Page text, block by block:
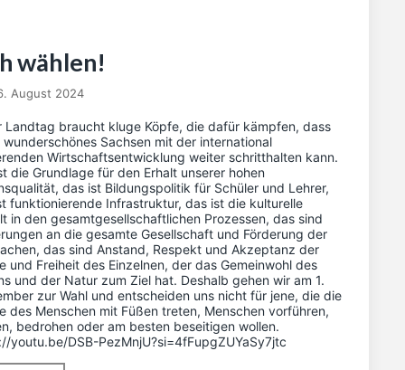
wählen!
August 2024
Landtag braucht kluge Köpfe, die dafür kämpfen, dass
wunderschönes Sachsen mit der international
Wirtschaftsentwicklung weiter schritthalten kann.
die Grundlage für den Erhalt unserer hohen
das ist Bildungspolitik für Schüler und Lehrer,
funktionierende Infrastruktur, das ist die kulturelle
in den gesamtgesellschaftlichen Prozessen, das sind
an die gesamte Gesellschaft und Förderung der
das sind Anstand, Respekt und Akzeptanz der
und Freiheit des Einzelnen, der das Gemeinwohl des
und der Natur zum Ziel hat. Deshalb gehen wir am 1.
zur Wahl und entscheiden uns nicht für jene, die die
des Menschen mit Füßen treten, Menschen vorführen,
bedrohen oder am besten beseitigen wollen.
youtu.be/DSB-PezMnjU?si=4fFupgZUYaSy7jtc